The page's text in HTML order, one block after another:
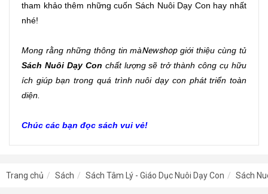
tham khảo thêm những cuốn Sách Nuôi Dạy Con hay nhất
nhé!
Mong rằng những thông tin màNewshop
Sách Nuôi Dạy Con chất lượng sẽ trở thành công cụ hữu
ích giúp bạn trong quá trình nuôi dạy con phát triển toàn
diện.
Chúc các bạn đọc sách vui vẻ!
Trang chủ Sách Sách Tâm Lý - Giáo Dục Nuôi Dạy Con Sách